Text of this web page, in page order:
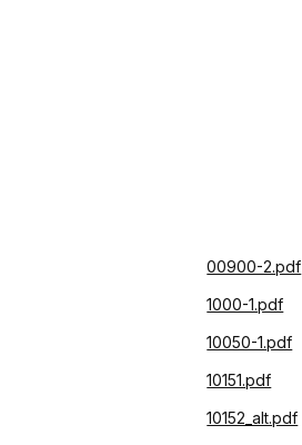
00900-2.pdf
1000-1.pdf
10050-1.pdf
10151.pdf
10152_alt.pdf